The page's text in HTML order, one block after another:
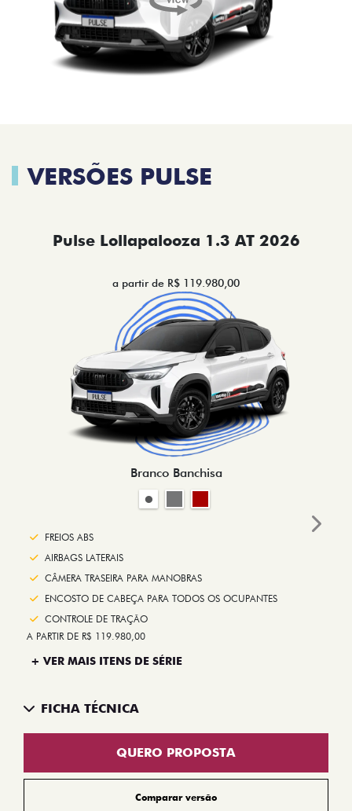
VERSÕES PULSE
Pulse Lollapalooza 1.3 AT 2026
a partir de R$ 119.980,00
Branco Banchisa
FREIOS ABS
AIRBAGS LATERAIS
CÂMERA TRASEIRA PARA MANOBRAS
ENCOSTO DE CABEÇA PARA TODOS OS OCUPANTES
CONTROLE DE TRAÇÃO
A PARTIR DE R$ 119.980,00
+ VER MAIS ITENS DE SÉRIE
FICHA TÉCNICA
QUERO PROPOSTA
Comparar versão
Next